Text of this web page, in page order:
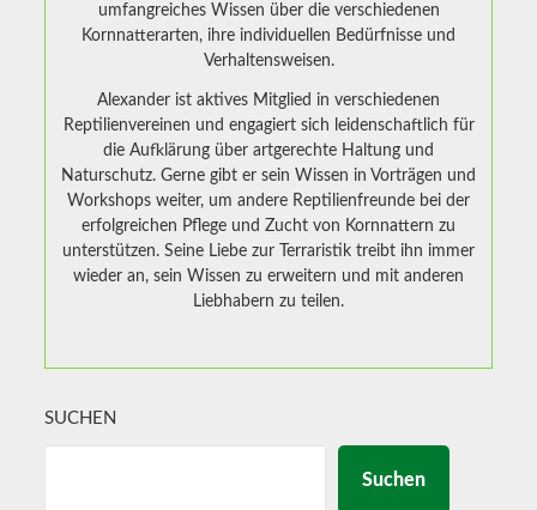
umfangreiches Wissen über die verschiedenen
Kornnatterarten, ihre individuellen Bedürfnisse und
Verhaltensweisen.
Alexander ist aktives Mitglied in verschiedenen
Reptilienvereinen und engagiert sich leidenschaftlich für
die Aufklärung über artgerechte Haltung und
Naturschutz. Gerne gibt er sein Wissen in Vorträgen und
Workshops weiter, um andere Reptilienfreunde bei der
erfolgreichen Pflege und Zucht von Kornnattern zu
unterstützen. Seine Liebe zur Terraristik treibt ihn immer
wieder an, sein Wissen zu erweitern und mit anderen
Liebhabern zu teilen.
SUCHEN
Suchen